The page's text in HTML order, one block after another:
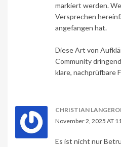
markiert werden.
Versprechen
angefangen hat.
Diese Art von
Community
klare, nachprüfbare
CHRISTIAN
November 2, 2025 AT
Es ist nicht nur